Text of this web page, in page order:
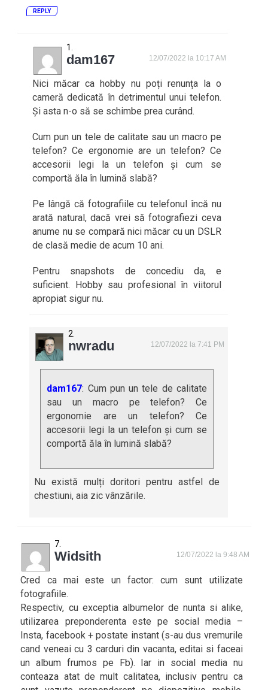
REPLY
dam167 12/07/2022 la 10:17 AM
Nici măcar ca hobby nu poți renunța la o
cameră dedicată în detrimentul unui telefon.
Și asta n-o să se schimbe prea curând.
Cum pun un tele de calitate sau un macro pe
telefon? Ce ergonomie are un telefon? Ce
accesorii legi la un telefon și cum se
comportă ăla în lumină slabă?
Pe lângă că fotografiile cu telefonul încă nu
arată natural, dacă vrei să fotografiezi ceva
anume nu se compară nici măcar cu un DSLR
de clasă medie de acum 10 ani.
Pentru snapshots de concediu da, e
suficient. Hobby sau profesional în viitorul
apropiat sigur nu.
nwradu 12/07/2022 la 7:41 PM
dam167: Cum pun un tele de calitate
sau un macro pe telefon? Ce
ergonomie are un telefon? Ce
accesorii legi la un telefon și cum se
comportă ăla în lumină slabă?
Nu există mulți doritori pentru astfel de
chestiuni, aia zic vânzările.
Widsith 12/07/2022 la 9:48 AM
Cred ca mai este un factor: cum sunt utilizate
fotografiile.
Respectiv, cu exceptia albumelor de nunta si alike,
utilizarea preponderenta este pe social media –
Insta, facebook + postate instant (s-au dus vremurile
cand veneai cu 3 carduri din vacanta, editai si faceai
un album frumos pe Fb). Iar in social media nu
conteaza atat de mult calitatea, inclusiv pentru ca